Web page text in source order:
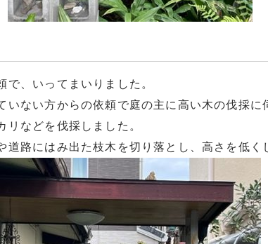
で、いってまいりました。
ない方からの依頼で庭の主に高い木の伐採に
などを伐採しました。
路にはみ出た枝木を切り落とし、高さを低く